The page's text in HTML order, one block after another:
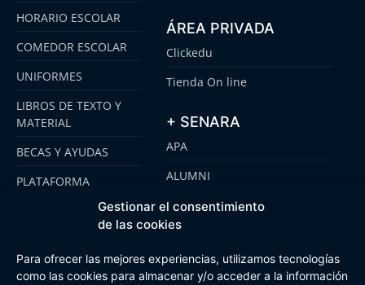
Gestionar el consentimiento
de las cookies
Para ofrecer las mejores experiencias, utilizamos tecnologías
como las cookies para almacenar y/o acceder a la información
HORARIO ESCOLAR
COMEDOR ESCOLAR
UNIFORMES
LIBROS DE TEXTO Y
MATERIAL
BECAS Y AYUDAS
PLATAFORMA
EMOOTI COLEGIOS
ÁREA PRIVADA
Clickedu
Tienda On line
+ SENARA
APA
ALUMNI
SENARA SENIOR
FUNDACIÓN SENARA